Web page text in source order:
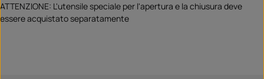
ATTENZIONE: L'utensile speciale per l'apertura e la chiusura deve
essere acquistato separatamente